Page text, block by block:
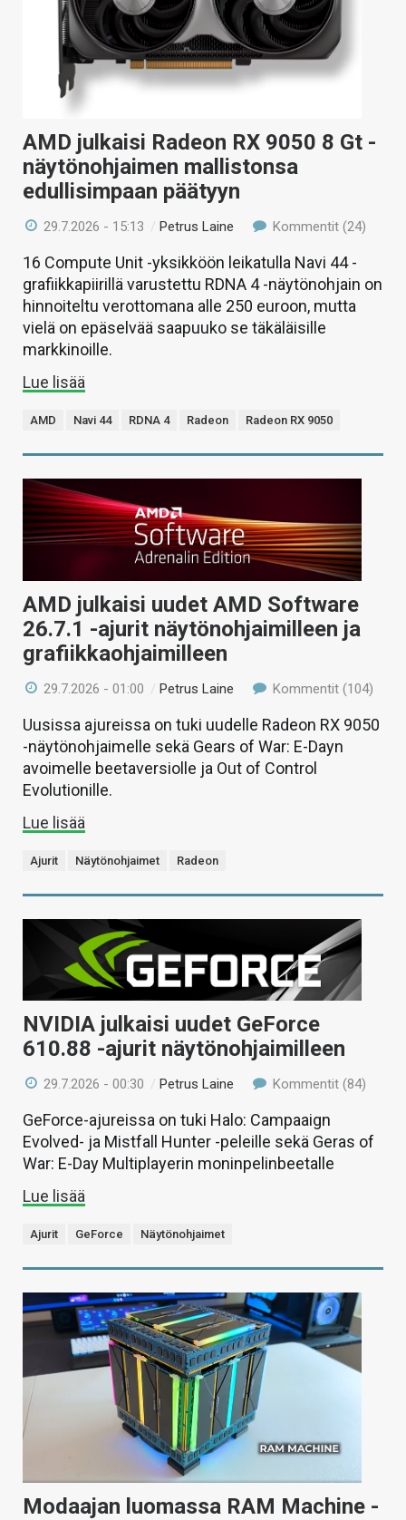
AMD julkaisi Radeon RX 9050 8 Gt -
näytönohjaimen mallistonsa
edullisimpaan päätyyn
29.7.2026 - 15:13 /Petrus Laine Kommentit (24)
16 Compute Unit -yksikköön leikatulla Navi 44 -
grafiikkapiirillä varustettu RDNA 4 -näytönohjain on
hinnoiteltu verottomana alle 250 euroon, mutta
vielä on epäselvää saapuuko se täkäläisille
markkinoille.
Lue lisää
AMD Navi 44 RDNA 4 Radeon Radeon RX 9050
AMD julkaisi uudet AMD Software
26.7.1 -ajurit näytönohjaimilleen ja
grafiikkaohjaimilleen
29.7.2026 - 01:00 /Petrus Laine Kommentit (104)
Uusissa ajureissa on tuki uudelle Radeon RX 9050
-näytönohjaimelle sekä Gears of War: E-Dayn
avoimelle beetaversiolle ja Out of Control
Evolutionille.
Lue lisää
Ajurit Näytönohjaimet Radeon
NVIDIA julkaisi uudet GeForce
610.88 -ajurit näytönohjaimilleen
29.7.2026 - 00:30 /Petrus Laine Kommentit (84)
GeForce-ajureissa on tuki Halo: Campaaign
Evolved- ja Mistfall Hunter -peleille sekä Geras of
War: E-Day Multiplayerin moninpelinbeetalle
Lue lisää
Ajurit GeForce Näytönohjaimet
Modaajan luomassa RAM Machine -